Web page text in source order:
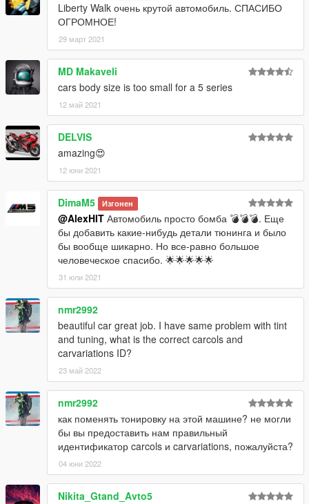
Liberty Walk очень крутой автомобиль. СПАСИБО
ОГРОМНОЕ!
29 март 2021
MD Makaveli
cars body size is too small for a 5 series
12 май 2021
DELVIS
amazing😍
12 юни 2021
DimaM5 Изгонен
@AlexHIT Автомобиль просто бомба 💣💣💣. Еще
бы добавить какие-нибудь детали тюнинга и было
бы вообще шикарно. Но все-равно большое
человеческое спасибо. 🌟🌟🌟🌟🌟
31 юли 2021
nmr2992
beautiful car great job. I have same problem with tint
and tuning, what is the correct carcols and
carvariations ID?
23 май 2022
nmr2992
как поменять тонировку на этой машине? не могли
бы вы предоставить нам правильный
идентификатор carcols и carvariations, пожалуйста?
04 юни 2022
Nikita_Gtand_Avto5